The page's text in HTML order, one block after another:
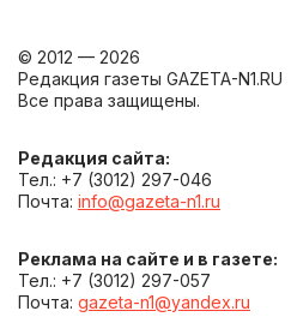
© 2012 — 2026
Редакция газеты GAZETA-N1.RU
Все права защищены.
Редакция сайта:
Тел.: +7 (3012) 297-046
Почта: info@gazeta-n1.ru
Реклама на сайте и в газете:
Тел.: +7 (3012) 297-057
Почта: gazeta-n1@yandex.ru